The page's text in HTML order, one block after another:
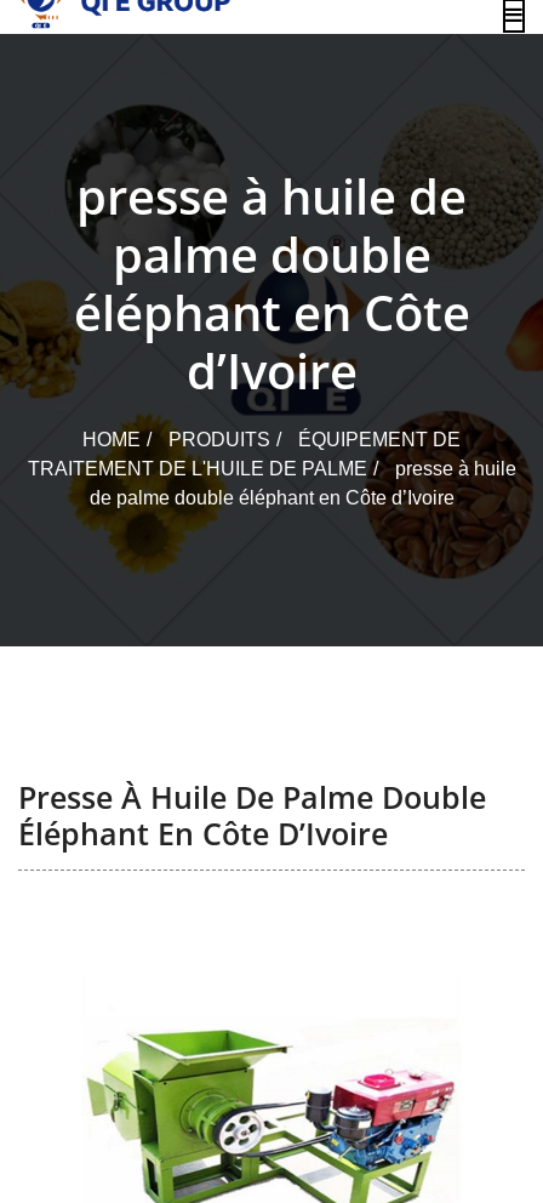
content
presse à huile de
palme double
éléphant en Côte
d’Ivoire
HOME PRODUITS
ÉQUIPEMENT DE
TRAITEMENT DE L'HUILE DE PALME
presse à huile
de palme double éléphant en Côte d’Ivoire
Presse À Huile De Palme Double
Éléphant En Côte D’Ivoire